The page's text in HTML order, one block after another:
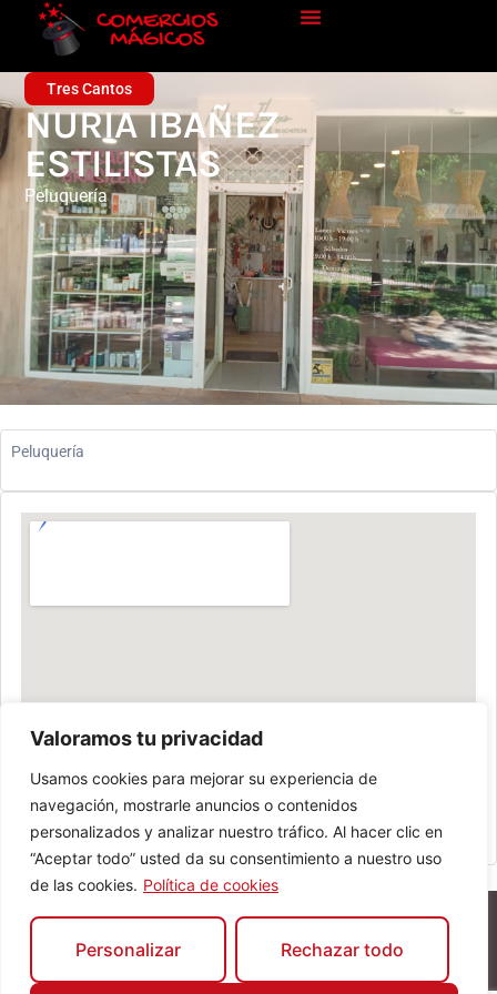
Valoramos tu privacidad
Usamos cookies para mejorar su experiencia de
navegación, mostrarle anuncios o contenidos
personalizados y analizar nuestro tráfico. Al hacer clic en
“Aceptar todo” usted da su consentimiento a nuestro uso
de las cookies. Política de cookies
Personalizar Rechazar todo
Tres Cantos
NURIA IBAÑEZ
ESTILISTAS
Peluquería
Peluquería